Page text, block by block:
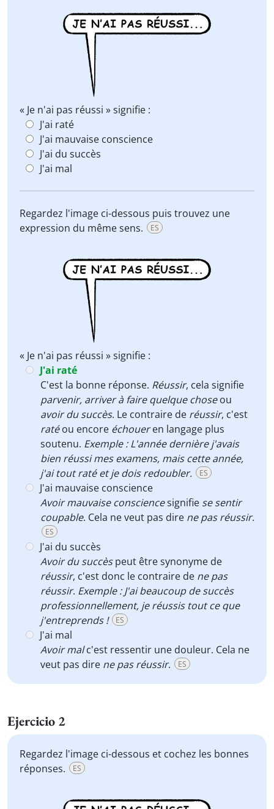
« Je n'ai pas réussi » signifie :
J'ai raté
J'ai mauvaise conscience
J'ai du succès
J'ai mal
Regardez l'image ci-dessous puis trouvez une
expression du même sens.
ES
« Je n'ai pas réussi » signifie :
J'ai raté
C'est la bonne réponse. Réussir, cela signifie
parvenir, arriver à faire quelque choseou
avoir du succès. Le contraire de réussir, c'est
ratéou encore échoueren langage plus
soutenu. Exemple : L'année dernière j'avais
bien réussi mes examens, mais cette année,
j'ai tout raté et je dois redoubler.
ES
J'ai mauvaise conscience
Avoir mauvaise consciencesignifie se sentir
coupable. Cela ne veut pas dire ne pas réussir.
ES
J'ai du succès
Avoir du succèspeut être synonyme de
réussir, c'est donc le contraire de ne pas
réussir. Exemple : J'ai beaucoup de succès
professionnellement, je réussis tout ce que
j'entreprends !
ES
J'ai mal
Avoir malc'est ressentir une douleur. Cela ne
veut pas dire ne pas réussir. ES
Ejercicio 2
Regardez l'image ci-dessous et cochez les bonnes
réponses.
ES